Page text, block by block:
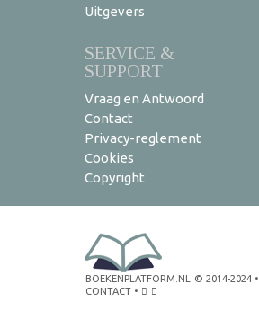
Uitgevers
SERVICE &
SUPPORT
Vraag en Antwoord
Contact
Privacy-reglement
Cookies
Copyright
BOEKENPLATFORM.NL © 2014-2024 •
CONTACT •